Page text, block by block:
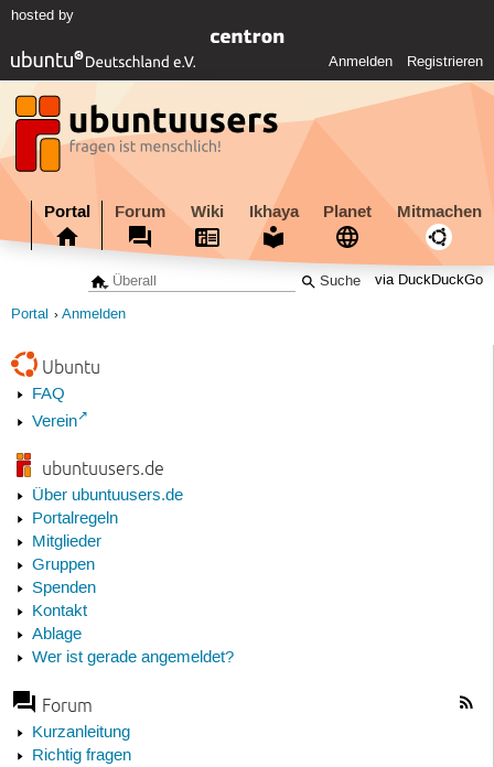
hosted by
Anmelden Registrieren
Portal Forum Wiki Ikhaya Planet Mitmachen
via DuckDuckGo
Portal Anmelden
Ubuntu
FAQ
Verein
ubuntuusers.de
Über ubuntuusers.de
Portalregeln
Mitglieder
Gruppen
Spenden
Kontakt
Ablage
Wer ist gerade angemeldet?
Forum
Kurzanleitung
Richtig fragen